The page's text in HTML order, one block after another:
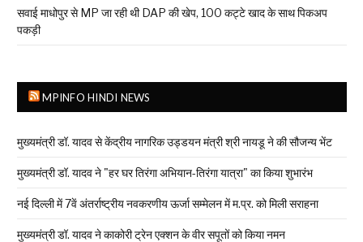
सवाई माधोपुर से MP जा रही थी DAP की खेप, 100 कट्टे खाद के साथ पिकअप
पकड़ी
MPINFO HINDI NEWS
मुख्यमंत्री डॉ. यादव से केंद्रीय नागरिक उड्डयन मंत्री श्री नायडू ने की सौजन्य भेंट
मुख्यमंत्री डॉ. यादव ने "हर घर तिरंगा अभियान-तिरंगा यात्रा" का किया शुभारंभ
नई दिल्ली में 7वें अंतर्राष्ट्रीय नवकरणीय ऊर्जा सम्मेलन में म.प्र. को मिली सराहना
मुख्यमंत्री डॉ. यादव ने काकोरी ट्रेन एक्शन के वीर सपूतों को किया नमन